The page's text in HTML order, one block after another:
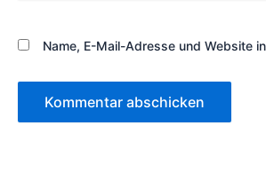
Name, E-Mail-Adresse und Website